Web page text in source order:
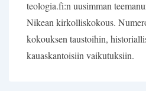
teologia.fi:n uusimman
Nikean kirkolliskokous.
kokouksen taustoihin,
kauaskantoisiin vaikutuksiin.